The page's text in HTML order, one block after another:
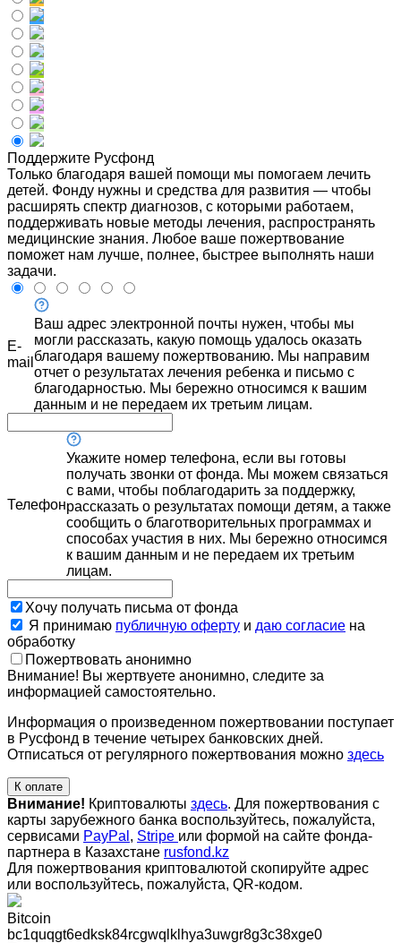
Поддержите Русфонд
Только благодаря вашей помощи мы помогаем лечить
детей. Фонду нужны и средства для развития — чтобы
расширять спектр диагнозов, с которыми работаем,
поддерживать новые методы лечения, распространять
медицинские знания. Любое ваше пожертвование
поможет нам лучше, полнее, быстрее выполнять наши
задачи.
E-
mail
Ваш адрес электронной почты нужен, чтобы мы
могли рассказать, какую помощь удалось оказать
благодаря вашему пожертвованию. Мы направим
отчет о результатах лечения ребенка и письмо с
благодарностью. Мы бережно относимся к вашим
данным и не передаем их третьим лицам.
Телефон
Укажите номер телефона, если вы готовы
получать звонки от фонда. Мы можем связаться
с вами, чтобы поблагодарить за поддержку,
рассказать о результатах помощи детям, а также
сообщить о благотворительных программах и
способах участия в них. Мы бережно относимся
к вашим данным и не передаем их третьим
лицам.
Хочу получать письма от фонда
Я принимаю публичную оферту и даю согласие на
обработку
Пожертвовать анонимно
Внимание! Вы жертвуете анонимно, следите за
информацией самостоятельно.
Информация о произведенном пожертвовании поступает
в Русфонд в течение четырех банковских дней.
Отписаться от регулярного пожертвования можно здесь
К оплате
Внимание! Криптовалюты здесь. Для пожертвования с
карты зарубежного банка воспользуйтесь, пожалуйста,
сервисами PayPal , Stripe или формой на сайте фонда-
партнера в Казахстане rusfond.kz
Для пожертвования криптовалютой скопируйте адрес
или воспользуйтесь, пожалуйста, QR-кодом.
Bitcoin
bc1quqgt6edksk84rcgwqlklhya3uwgr8g3c38xge0